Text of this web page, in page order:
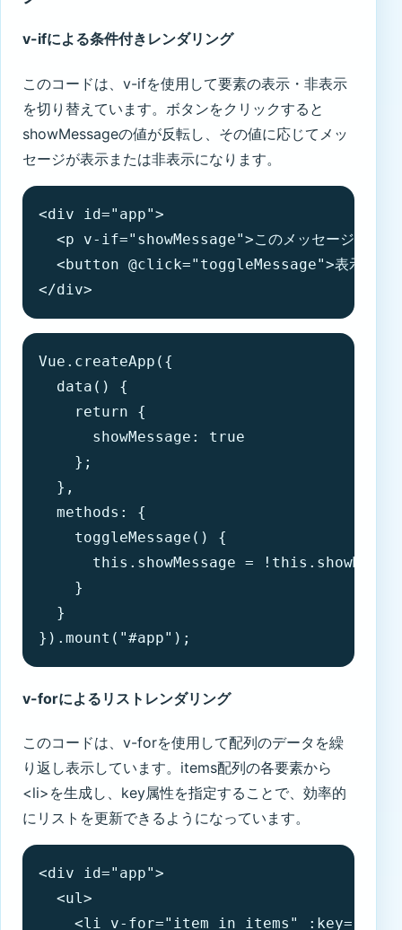
v-ifによる条件付きレンダリング
このコードは、v-ifを使用して要素の表示・非表示
を切り替えています。ボタンをクリックすると
showMessageの値が反転し、その値に応じてメッ
セージが表示または非表示になります。
<div id="app">
<p v-if="showMessage">このメッセージは条件
<button @click="toggleMessage">表示切り
</div>
Vue.createApp({
  data() {
    return {
      showMessage: true
    };
  },
  methods: {
    toggleMessage() {
this.showMessage =
    }
  }
}).mount("#app");
v-forによるリストレンダリング
このコードは、v-forを使用して配列のデータを繰
り返し表示しています。items配列の各要素から
<li>を生成し、key属性を指定することで、効率的
にリストを更新できるようになっています。
<div id="app">
  <ul>
<li v-for="item in items"